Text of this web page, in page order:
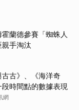
蘭德參賽「蜘蛛人
手淘汰
古》、《海洋奇
時間點的數據表現
網